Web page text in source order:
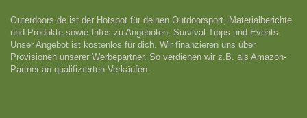
Outerdoors.de ist der Hotspot für deinen Outdoorsport, Materialberichte
und Produkte sowie Infos zu Angeboten, Survival Tipps und Events.
Unser Angebot ist kostenlos für dich. Wir finanzieren uns über
Provisionen unserer Werbepartner. So verdienen wir z.B. als Amazon-
Partner an qualifizıerten Verkäufen.